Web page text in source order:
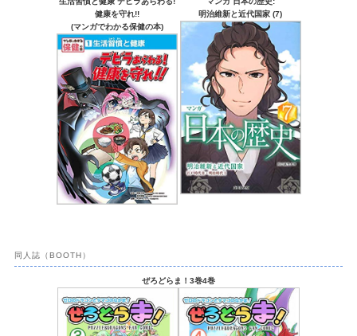
健康を守れ!!
(マンガでわかる保健の本)
明治維新と近代国家 (7)
同人誌（BOOTH）
ぜろどらま！3巻4巻